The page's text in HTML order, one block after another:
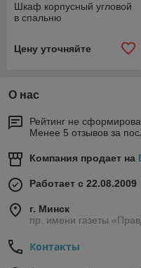
Шкаф корпусный угловой
в спальню
Цену уточняйте
О нас
Рейтинг не
Менее 5 отзывов за
Компания продает на
Работает с 22.08.2009
г. Минск
пр. имени газеты
Контакты